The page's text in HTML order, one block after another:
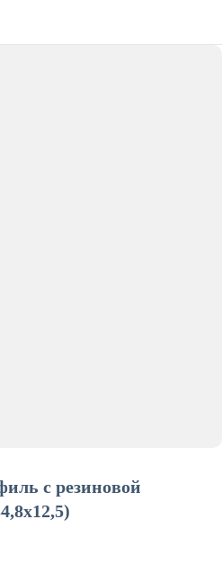
с резиновой